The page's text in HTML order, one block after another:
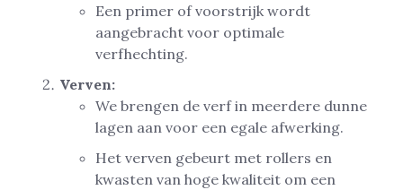
Een primer of voorstrijk wordt
aangebracht voor optimale
verfhechting.
Verven:
We brengen de verf in meerdere dunne
lagen aan voor een egale afwerking.
Het verven gebeurt met rollers en
kwasten van hoge kwaliteit om een